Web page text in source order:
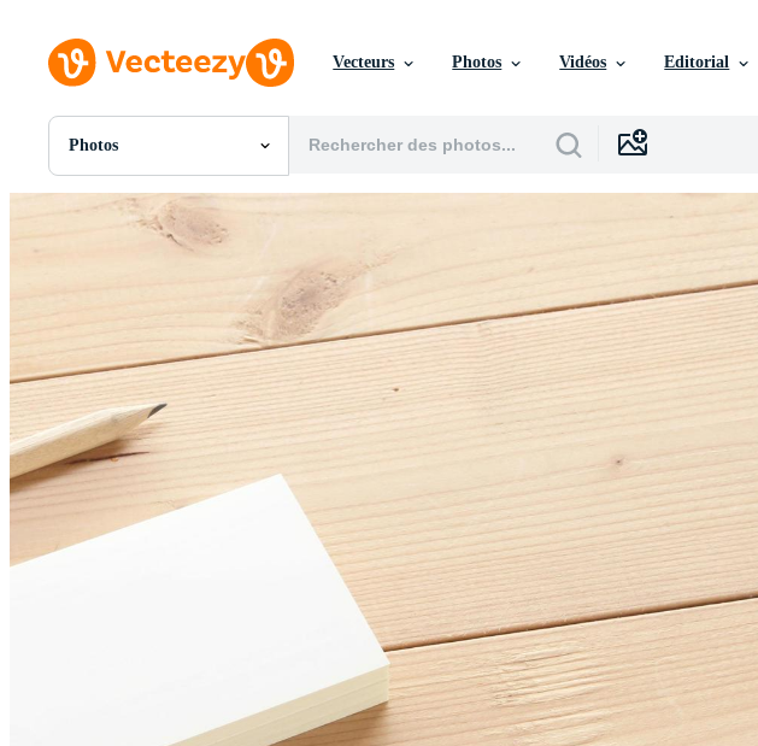
Vecteurs Photos Vidéos Editorial
Photos
Toutes Images
Photos
PNGs
Vidéos
Motion graphics
Images Éditoriales
Événements Éditoriaux